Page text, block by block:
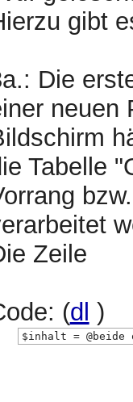
gibt
Die
neuen
Tabelle
Zeile
(dl )
$inhalt =